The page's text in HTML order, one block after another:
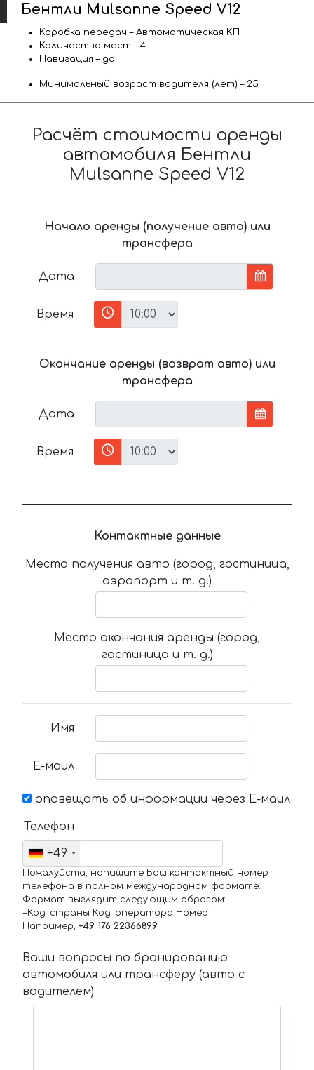
Бентли Mulsanne Speed V12
Коробка передач – Автоматическая КП
Количество мест – 4
Навигация – да
Минимальный возраст водителя (лет) – 25
Расчёт стоимости аренды
автомобиля Бентли
Mulsanne Speed V12
Начало аренды (получение авто) или
трансфера
Дата
Время
Окончание аренды (возврат авто) или
трансфера
Дата
Время
Контактные данные
Место получения авто (город, гостиница,
аэропорт и т. д.)
Место окончания аренды (город,
гостиница и т. д.)
Имя
Е-маил
оповещать об информации через Е-маил
Телефон
+49
Пожалуйста, напишите Ваш контактный номер
телефона в полном международном формате.
Формат выглядит следующим образом:
+Код_страны Код_оператора Номер
Например, +49 176 22366899
Ваши вопросы по бронированию
автомобиля или трансферу (авто с
водителем)